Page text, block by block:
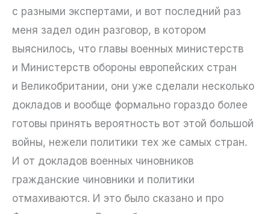
с разными экспертами, и вот последний раз
меня задел один разговор, в котором
выяснилось, что главы военных министерств
и Министерств обороны европейских стран
и Великобритании, они уже сделали несколько
докладов и вообще формально гораздо более
готовы принять вероятность вот этой большой
войны, нежели политики тех же самых стран.
И от докладов военных чиновников
гражданские чиновники и политики
отмахиваются. И это было сказано и про